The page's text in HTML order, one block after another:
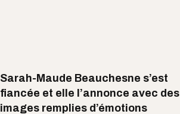
Sarah-Maude Beauchesne s’est
fiancée et elle l’annonce avec des
images remplies d’émotions